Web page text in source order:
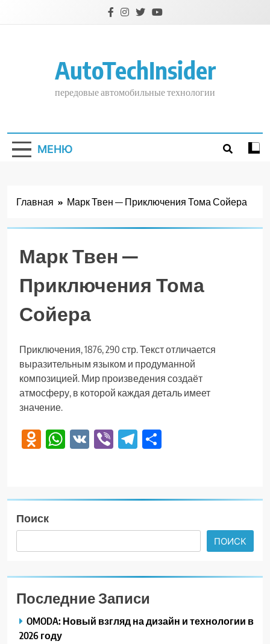
AutoTechInsider
передовые автомобильные технологии
МЕНЮ
Главная Марк Твен — Приключения Тома Сойера
Марк Твен —
Приключения Тома
Сойера
Приключения, 1876, 290 стр. Текст отличается
выразительным языком и продуманной
композицией. Мир произведения создаёт
атмосферу, в которой каждая деталь имеет
значение.
Odnoklassniki
WhatsApp
VK ViberTelegram
Поиск
ПОИСК
Последние Записи
OMODA: Новый взгляд на дизайн и технологии в
2026 году